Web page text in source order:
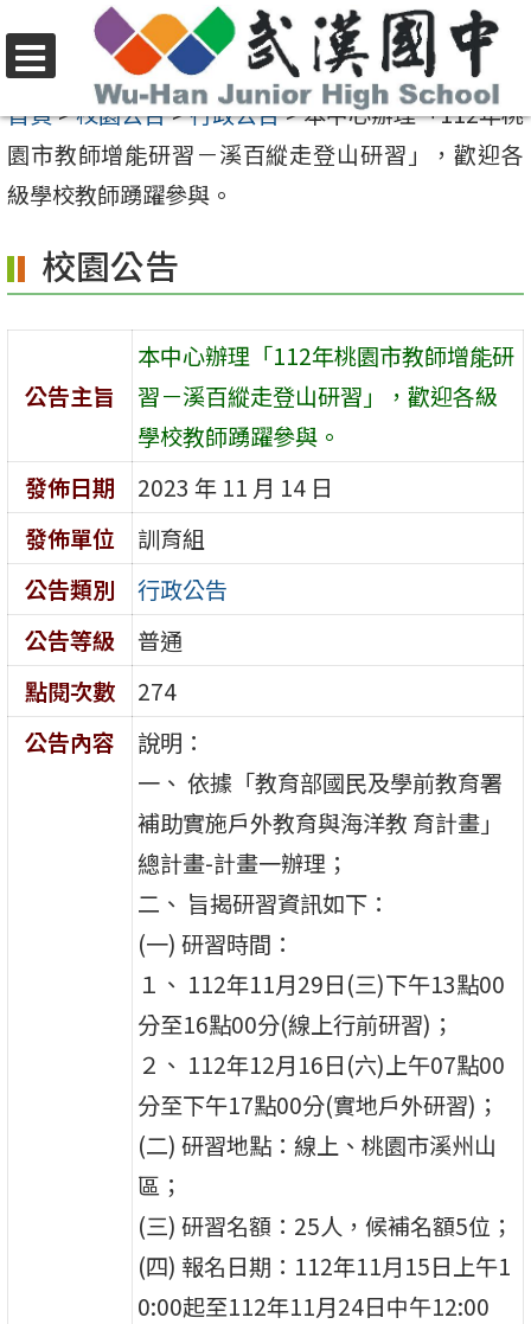
至
要
內
區
選
單
首頁>校園公告>行政公告>本中心辦理「112年桃
園市教師增能研習－溪百縱走登山研習」，歡迎各
級學校教師踴躍參與。
校園公告
公告主旨
本中心辦理「112年桃園市教師增能研
習－溪百縱走登山研習」，歡迎各級
學校教師踴躍參與。
發佈日期
2023 年 11 月 14 日
發佈單位
訓育組
公告類別
行政公告
公告等級
普通
點閱次數
274
公告內容
說明：
一、 依據「教育部國民及學前教育署
補助實施戶外教育與海洋教 育計畫」
總計畫-計畫一辦理；
二、 旨揭研習資訊如下：
(一) 研習時間：
１、 112年11月29日(三)下午13點00
分至16點00分(線上行前研習)；
２、 112年12月16日(六)上午07點00
分至下午17點00分(實地戶外研習)；
(二) 研習地點：線上、桃園市溪州山
區；
(三) 研習名額：25人，候補名額5位；
(四) 報名日期：112年11月15日上午1
0:00起至112年11月24日中午12:00